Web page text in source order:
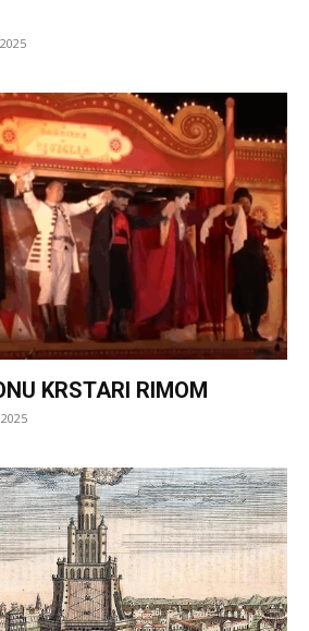
KRSTARI RIMOM